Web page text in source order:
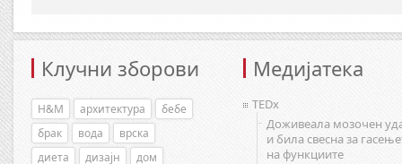
Клучни зборови
H&M архитектура
бебе
брак
вода
врска
диета
дизајн
дом
Медијатека
TEDx
Доживеала мозочен
и била свесна за
на функциите